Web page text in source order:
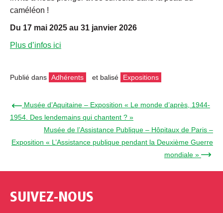
caméléon !
Du 17 mai 2025 au 31 janvier 2026
Plus d’infos ici
Publié dans Adhérents et balisé Expositions
← Musée d’Aquitaine – Exposition « Le monde d’après, 1944-
1954. Des lendemains qui chantent ? »
Musée de l’Assistance Publique – Hôpitaux de Paris –
Exposition « L’Assistance publique pendant la Deuxième Guerre
mondiale » →
SUIVEZ-NOUS